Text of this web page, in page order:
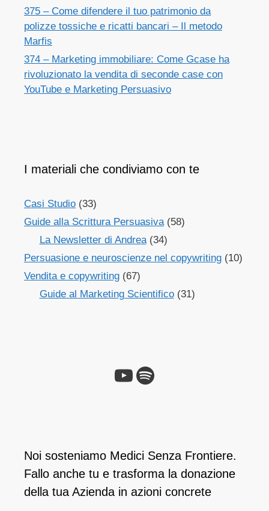
375 – Come difendere il tuo patrimonio da
polizze tossiche e ricatti bancari – Il metodo
Marfis
374 – Marketing immobiliare: Come Gcase ha
rivoluzionato la vendita di seconde case con
YouTube e Marketing Persuasivo
I materiali che condiviamo con te
Casi Studio (33)
Guide alla Scrittura Persuasiva(58)
La Newsletter di Andrea(34)
Persuasione e neuroscienze nel copywriting (10)
Vendita e copywriting (67)
Guide al Marketing Scientifico(31)
YouTube
Spotify
Noi sosteniamo Medici Senza Frontiere.
Fallo anche tu e ​trasforma la donazione
della tua Azienda in azioni concrete